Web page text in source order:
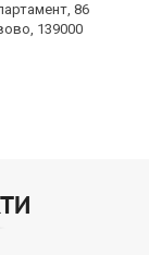
86
139000